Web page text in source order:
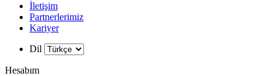
İletişim
Partnerlerimiz
Kariyer
Dil
Hesabım